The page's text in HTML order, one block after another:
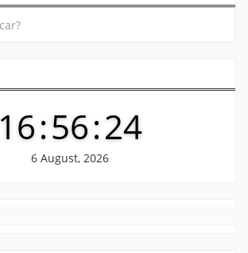
16:56:24
6 August, 2026